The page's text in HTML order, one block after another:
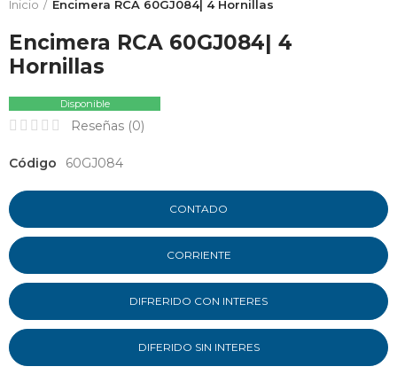
Inicio Encimera RCA 60GJ084| 4 Hornillas
Encimera RCA 60GJ084| 4
Hornillas
Disponible
Reseñas (0)
Código 60GJ084
CONTADO
CORRIENTE
DIFRERIDO CON INTERES
DIFERIDO SIN INTERES